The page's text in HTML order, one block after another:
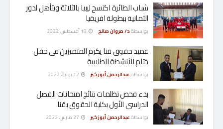
شباب الطائرة اكتسح ليبيا بالثلاثة ويتأهل لدور
الثمانية ببطولة افريقيا
بواسطةد/ مروان صالح
عميد حقوق قنا يكرم المتميزين فى حفل
ختام الأنشطة الطلابية
بواسطةعبدالرحمن أبوزكير
بدء فحص تظلمات نتائج امتحانات الفصل
الدراسى الأول بكلية الحقوق بقنا
بواسطةعبدالرحمن أبوزكير